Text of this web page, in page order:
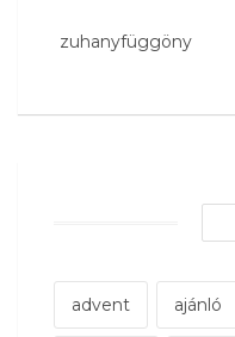
zuhanyfüggöny
advent ajánló